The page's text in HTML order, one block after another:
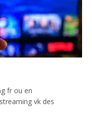
fr ou en
vk des